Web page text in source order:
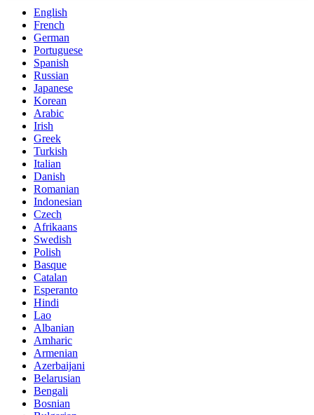
English
French
German
Portuguese
Spanish
Russian
Japanese
Korean
Arabic
Irish
Greek
Turkish
Italian
Danish
Romanian
Indonesian
Czech
Afrikaans
Swedish
Polish
Basque
Catalan
Esperanto
Hindi
Lao
Albanian
Amharic
Armenian
Azerbaijani
Belarusian
Bengali
Bosnian